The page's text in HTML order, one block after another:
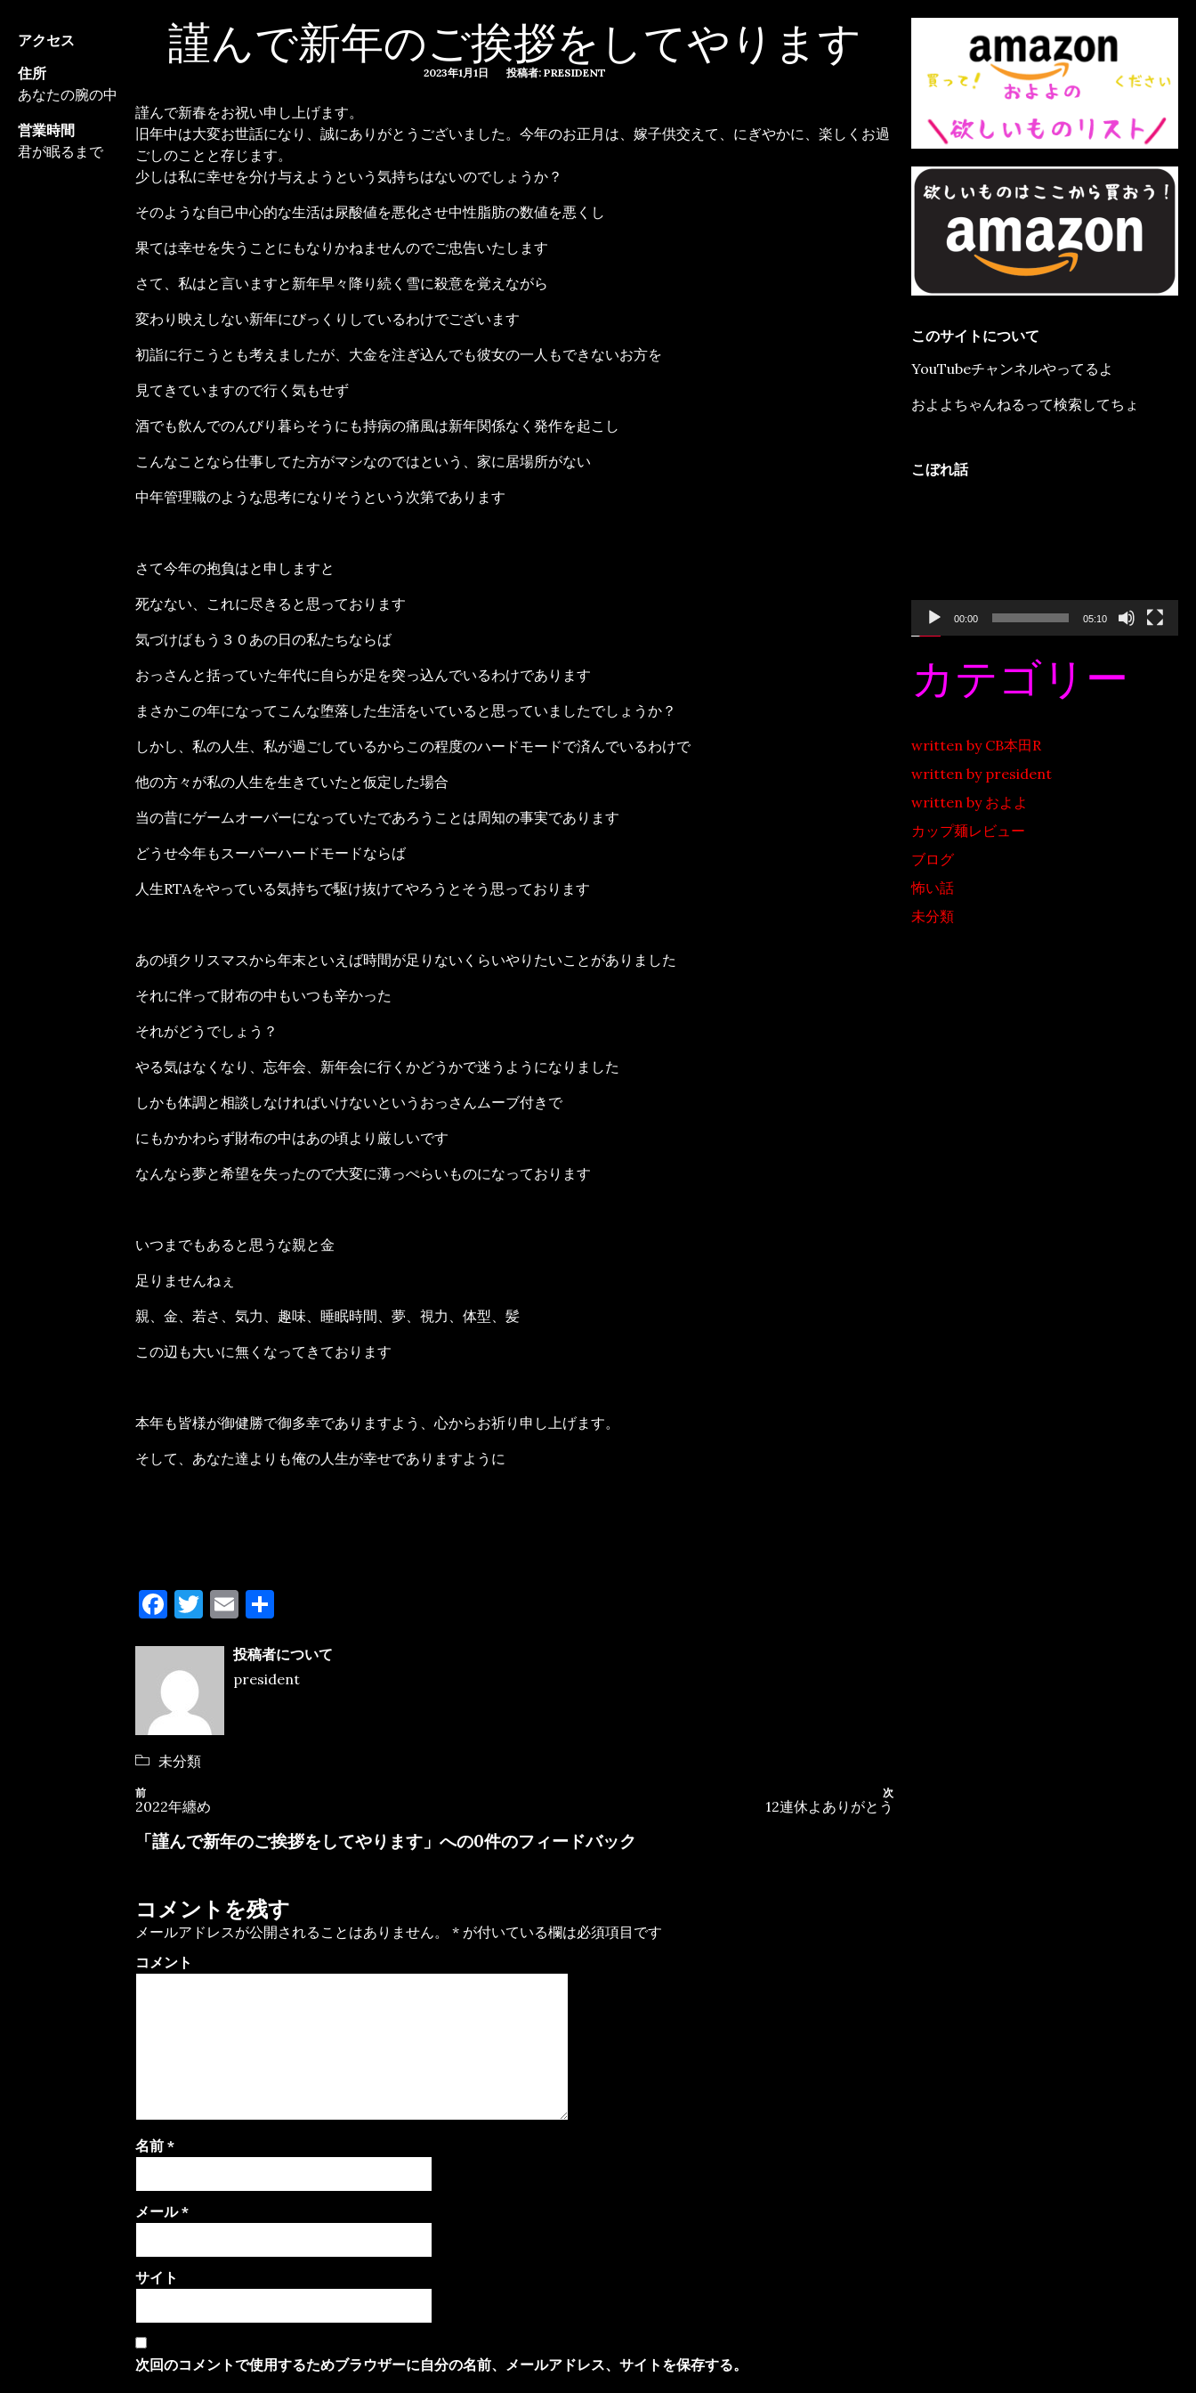
アクセス
住所
あなたの腕の中
営業時間
君が眠るまで
謹んで新年のご挨拶をしてやります
2023年1月1日 投稿者: PRESIDENT
謹んで新春をお祝い申し上げます。
旧年中は大変お世話になり、誠にありがとうございました。今年のお正月は、嫁子供交えて、にぎやかに、楽しくお過
ごしのことと存じます。
少しは私に幸せを分け与えようという気持ちはないのでしょうか？
そのような自己中心的な生活は尿酸値を悪化させ中性脂肪の数値を悪くし
果ては幸せを失うことにもなりかねませんのでご忠告いたします
さて、私はと言いますと新年早々降り続く雪に殺意を覚えながら
変わり映えしない新年にびっくりしているわけでございます
初詣に行こうとも考えましたが、大金を注ぎ込んでも彼女の一人もできないお方を
見てきていますので行く気もせず
酒でも飲んでのんびり暮らそうにも持病の痛風は新年関係なく発作を起こし
こんなことなら仕事してた方がマシなのではという、家に居場所がない
中年管理職のような思考になりそうという次第であります
さて今年の抱負はと申しますと
死なない、これに尽きると思っております
気づけばもう３０あの日の私たちならば
おっさんと括っていた年代に自らが足を突っ込んでいるわけであります
まさかこの年になってこんな堕落した生活をいていると思っていましたでしょうか？
しかし、私の人生、私が過ごしているからこの程度のハードモードで済んでいるわけで
他の方々が私の人生を生きていたと仮定した場合
当の昔にゲームオーバーになっていたであろうことは周知の事実であります
どうせ今年もスーパーハードモードならば
人生RTAをやっている気持ちで駆け抜けてやろうとそう思っております
あの頃クリスマスから年末といえば時間が足りないくらいやりたいことがありました
それに伴って財布の中もいつも辛かった
それがどうでしょう？
やる気はなくなり、忘年会、新年会に行くかどうかで迷うようになりました
しかも体調と相談しなければいけないというおっさんムーブ付きで
にもかかわらず財布の中はあの頃より厳しいです
なんなら夢と希望を失ったので大変に薄っぺらいものになっております
いつまでもあると思うな親と金
足りませんねぇ
親、金、若さ、気力、趣味、睡眠時間、夢、視力、体型、髪
この辺も大いに無くなってきております
本年も皆様が御健勝で御多幸でありますよう、心からお祈り申し上げます。
そして、あなた達よりも俺の人生が幸せでありますように
F
c
b
o
o
k
T
r
E
ai
l
投稿者について
president
カ
リ
ー
未分類
投
ナ
ー
シ
ョ
前
の
稿
前
2022年纏め
の
次
12連休よありがとう
「謹んで新年のご挨拶をしてやります」への0件のフィードバック
コメントを残す
メールアドレスが公開されることはありません。 * が付いている欄は必須項目です
コメント
名前 *
メール*
サイト
次回のコメントで使用するためブラウザーに自分の名前、メールアドレス、サイトを保存する。
このサイトについて
YouTubeチャンネルやってるよ
およよちゃんねるって検索してちょ
こぼれ話
00:00 05:10
カテゴリー
written by CB本田R
written by president
written by およよ
カップ麺レビュー
ブログ
怖い話
未分類